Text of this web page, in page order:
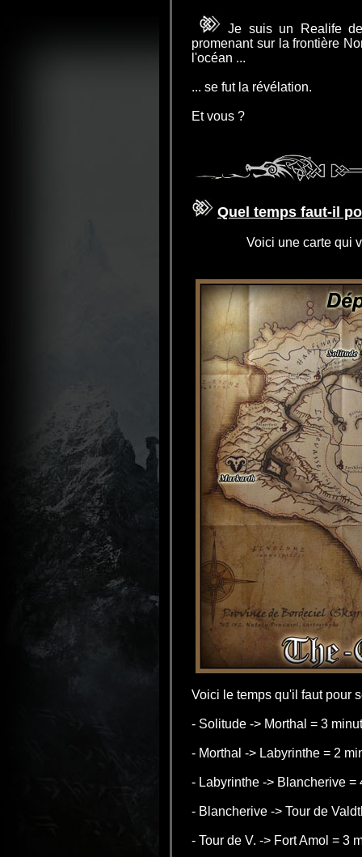
Je suis un Realife
promenant sur la frontière
l'océan ...
... se fut la révélation.
Et vous ?
Quel temps faut-il
Voici une carte qui
Voici le temps qu'il faut pour
- Solitude -> Morthal = 3
- Morthal -> Labyrinthe = 2
- Labyrinthe -> Blancherive =
- Blancherive -> Tour de
- Tour de V. -> Fort Amol = 3